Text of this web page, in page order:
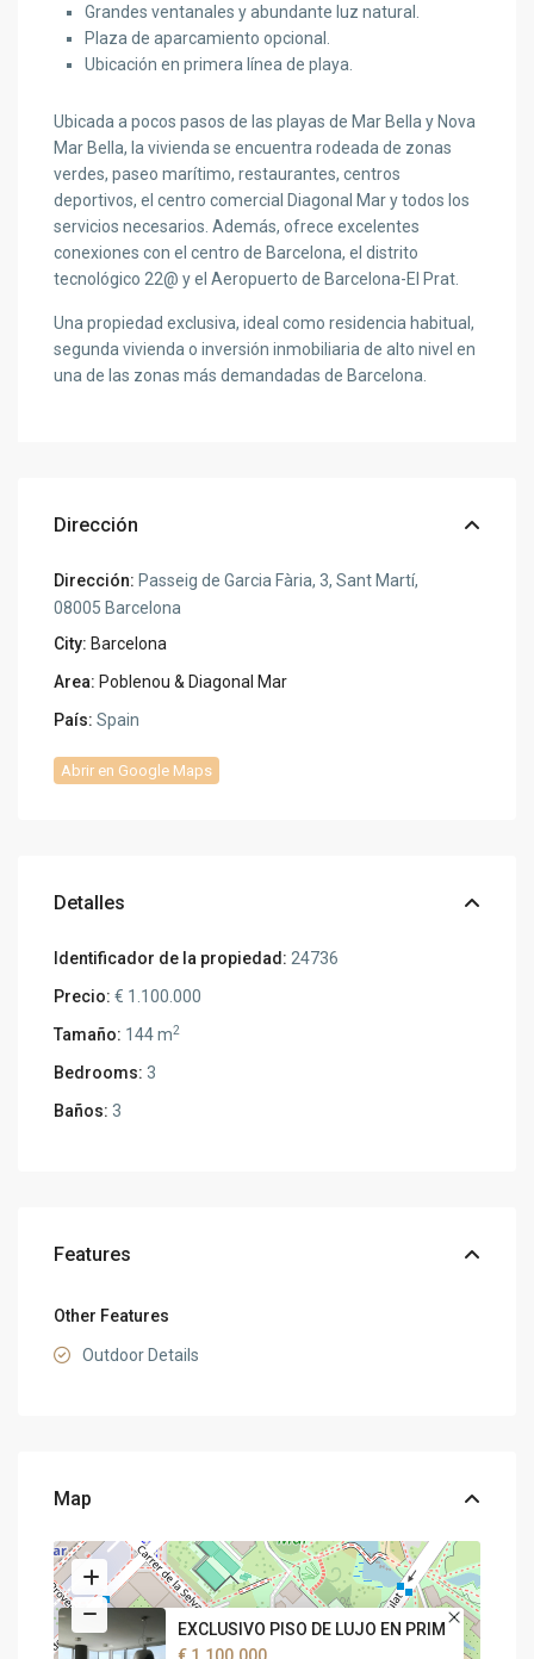
Grandes ventanales y abundante luz natural.
Plaza de aparcamiento opcional.
Ubicación en primera línea de playa.
Ubicada a pocos pasos de las playas de Mar Bella y Nova
Mar Bella, la vivienda se encuentra rodeada de zonas
verdes, paseo marítimo, restaurantes, centros
deportivos, el centro comercial Diagonal Mar y todos los
servicios necesarios. Además, ofrece excelentes
conexiones con el centro de Barcelona, el distrito
tecnológico 22@ y el Aeropuerto de Barcelona-El Prat.
Una propiedad exclusiva, ideal como residencia habitual,
segunda vivienda o inversión inmobiliaria de alto nivel en
una de las zonas más demandadas de Barcelona.
Dirección
Dirección: Passeig de Garcia Fària, 3, Sant Martí,
08005 Barcelona
City: Barcelona
Area: Poblenou & Diagonal Mar
País: Spain
Abrir en Google Maps
Detalles
Identificador de la propiedad: 24736
Precio: € 1.100.000
Tamaño: 144 m2
Bedrooms: 3
Baños: 3
Features
Other Features
Outdoor Details
Map
EXCLUSIVO PISO DE LUJO EN PRIM